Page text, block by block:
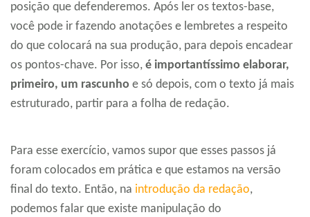
posição que defenderemos. Após ler os textos-base,
você pode ir fazendo anotações e lembretes a respeito
do que colocará na sua produção, para depois encadear
os pontos-chave. Por isso, é importantíssimo elaborar,
primeiro, um rascunho e só depois, com o texto já mais
estruturado, partir para a folha de redação.
Para esse exercício, vamos supor que esses passos já
foram colocados em prática e que estamos na versão
final do texto. Então, na introdução da redação,
podemos falar que existe manipulação do